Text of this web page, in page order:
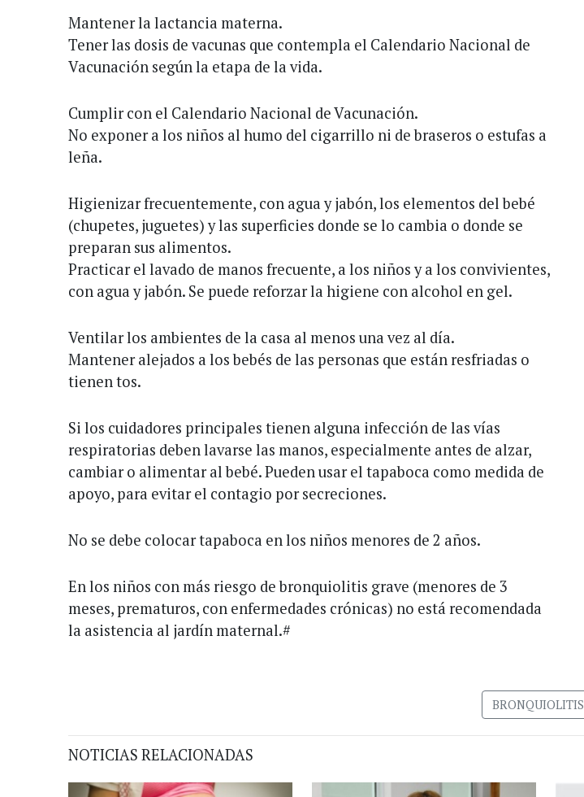
Mantener la lactancia materna.
Tener las dosis de vacunas que contempla el Calendario Nacional de
Vacunación según la etapa de la vida.
Cumplir con el Calendario Nacional de Vacunación.
No exponer a los niños al humo del cigarrillo ni de braseros o estufas a
leña.
Higienizar frecuentemente, con agua y jabón, los elementos del bebé
(chupetes, juguetes) y las superficies donde se lo cambia o donde se
preparan sus alimentos.
Practicar el lavado de manos frecuente, a los niños y a los convivientes,
con agua y jabón. Se puede reforzar la higiene con alcohol en gel.
Ventilar los ambientes de la casa al menos una vez al día.
Mantener alejados a los bebés de las personas que están resfriadas o
tienen tos.
Si los cuidadores principales tienen alguna infección de las vías
respiratorias deben lavarse las manos, especialmente antes de alzar,
cambiar o alimentar al bebé. Pueden usar el tapaboca como medida de
apoyo, para evitar el contagio por secreciones.
No se debe colocar tapaboca en los niños menores de 2 años.
En los niños con más riesgo de bronquiolitis grave (menores de 3
meses, prematuros, con enfermedades crónicas) no está recomendada
la asistencia al jardín maternal.#
BRONQUIOLITIS
NOTICIAS RELACIONADAS